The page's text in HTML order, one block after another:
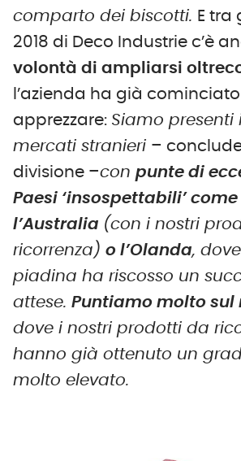
comparto dei biscotti. E tra
2018 di Deco Industrie c’è
volontà di ampliarsi
l’azienda ha già
apprezzare: Siamo presenti
mercati stranieri –
divisione –con punte di
Paesi ‘insospettabili’ come
l’Australia (con i nostri
ricorrenza) o l’Olanda,
piadina ha riscosso un
attese. Puntiamo molto sul
dove i nostri prodotti da
hanno già ottenuto un
molto elevato.